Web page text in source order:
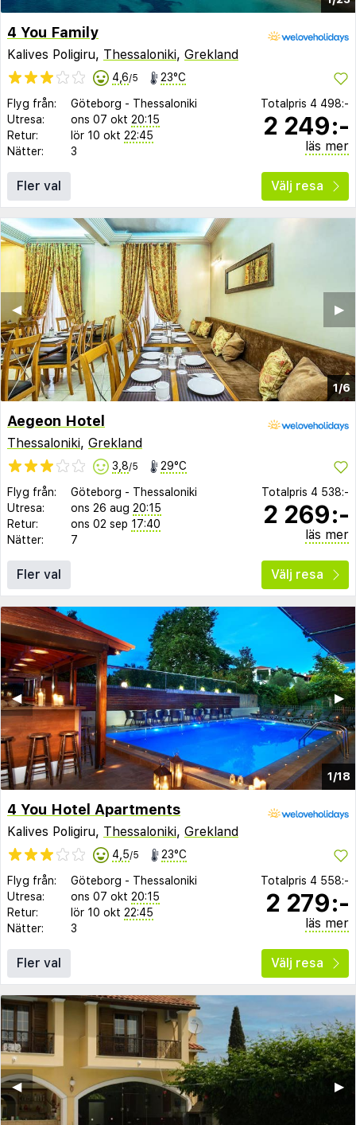
4 You Family
Kalives Poligiru, Thessaloniki, Grekland
4,6/5 23°C
Flyg från: Göteborg - Thessaloniki
Utresa:
ons 07 okt 20:15
Retur:
lör 10 okt 22:45
Nätter:
3
Totalpris 4 498:-
2 249:-
läs mer
Fler val Välj resa
1/6
▶︎
◀︎
Aegeon Hotel
Thessaloniki, Grekland
3,8/5 29°C
Flyg från: Göteborg - Thessaloniki
Utresa:
ons 26 aug 20:15
Retur:
ons 02 sep 17:40
Nätter:
7
Totalpris 4 538:-
2 269:-
läs mer
Fler val Välj resa
1/18
▶︎
◀︎
4 You Hotel Apartments
Kalives Poligiru, Thessaloniki, Grekland
4,5/5 23°C
Flyg från: Göteborg - Thessaloniki
Utresa:
ons 07 okt 20:15
Retur:
lör 10 okt 22:45
Nätter:
3
Totalpris 4 558:-
2 279:-
läs mer
Fler val Välj resa
▶︎
◀︎